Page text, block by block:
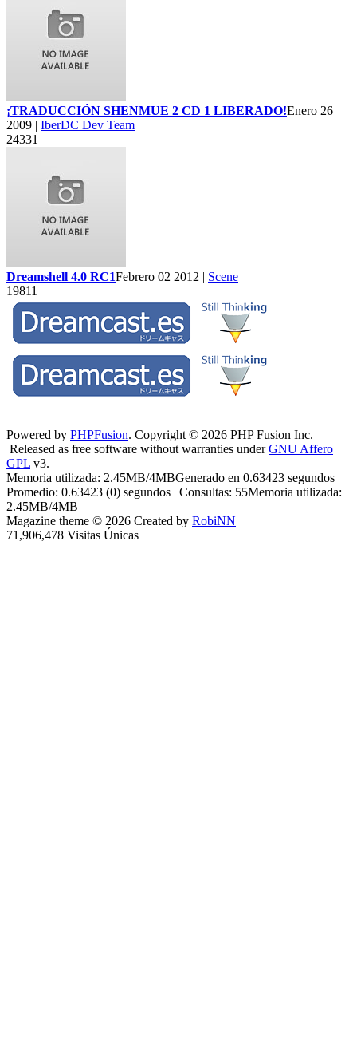
¡TRADUCCIÓN SHENMUE 2 CD 1 LIBERADO!Enero 26
2009 | IberDC Dev Team
24331
Dreamshell 4.0 RC1Febrero 02 2012 | Scene
19811
Powered by PHPFusion. Copyright © 2026 PHP Fusion Inc.
Released as free software without warranties underGNU Affero
GPL v3.
Memoria utilizada: 2.45MB/4MBGenerado en 0.63423 segundos |
Promedio: 0.63423 (0) segundos | Consultas: 55Memoria utilizada:
2.45MB/4MB
Magazine theme © 2026 Created by RobiNN
71,906,478 Visitas Únicas